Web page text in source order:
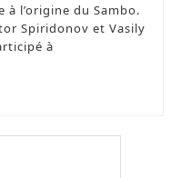
l’origine du Sambo.
Spiridonov et Vasily
à